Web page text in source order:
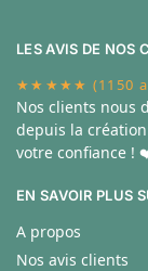
LES AVIS DE NOS
★★★★★ (1150
Nos clients nous
depuis la
votre confiance !
EN SAVOIR PLUS
A propos
Nos avis clients